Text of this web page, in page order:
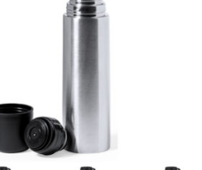
vacances
personnalisés
personnalisé